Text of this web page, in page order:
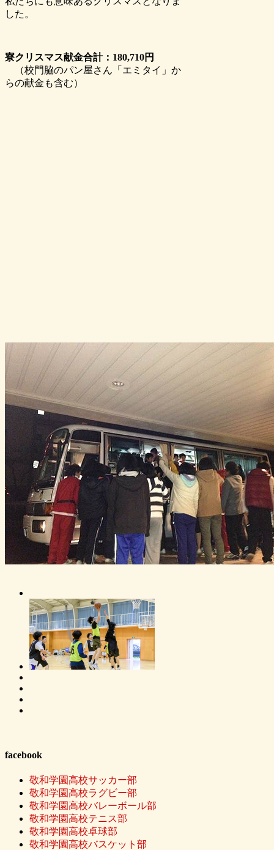
した。
寮クリスマス献金合計：180,710円
（校門脇のパン屋さん「エミタイ」か
らの献金も含む）
facebook
敬和学園高校サッカー部
敬和学園高校ラグビー部
敬和学園高校バレーボール部
敬和学園高校テニス部
敬和学園高校卓球部
敬和学園高校バスケット部